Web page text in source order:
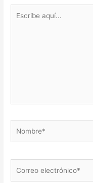
aquí...
electrónico*